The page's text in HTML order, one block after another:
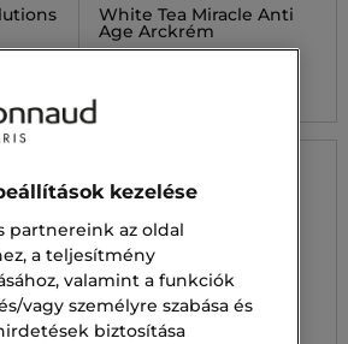
White Tea Miracle Anti
Age Arckrém
kezelése
partnereink az oldal
a teljesítmény
valamint a funkciók
vagy személyre szabása és
biztosítása